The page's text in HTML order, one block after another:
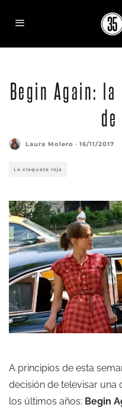
Begin Again: la
Laura Molero · 16/11/2017
La claqueta roja
A principios de esta
decisión de televisar una
los últimos años: Begin